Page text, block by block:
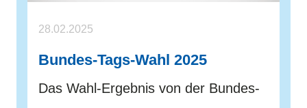
28.02.2025
Bundes-Tags-Wahl 2025
Das Wahl-Ergebnis von der Bundes-